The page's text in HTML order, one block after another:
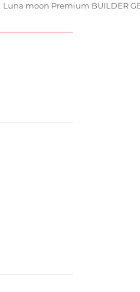
Luna moon Premium BUILDER